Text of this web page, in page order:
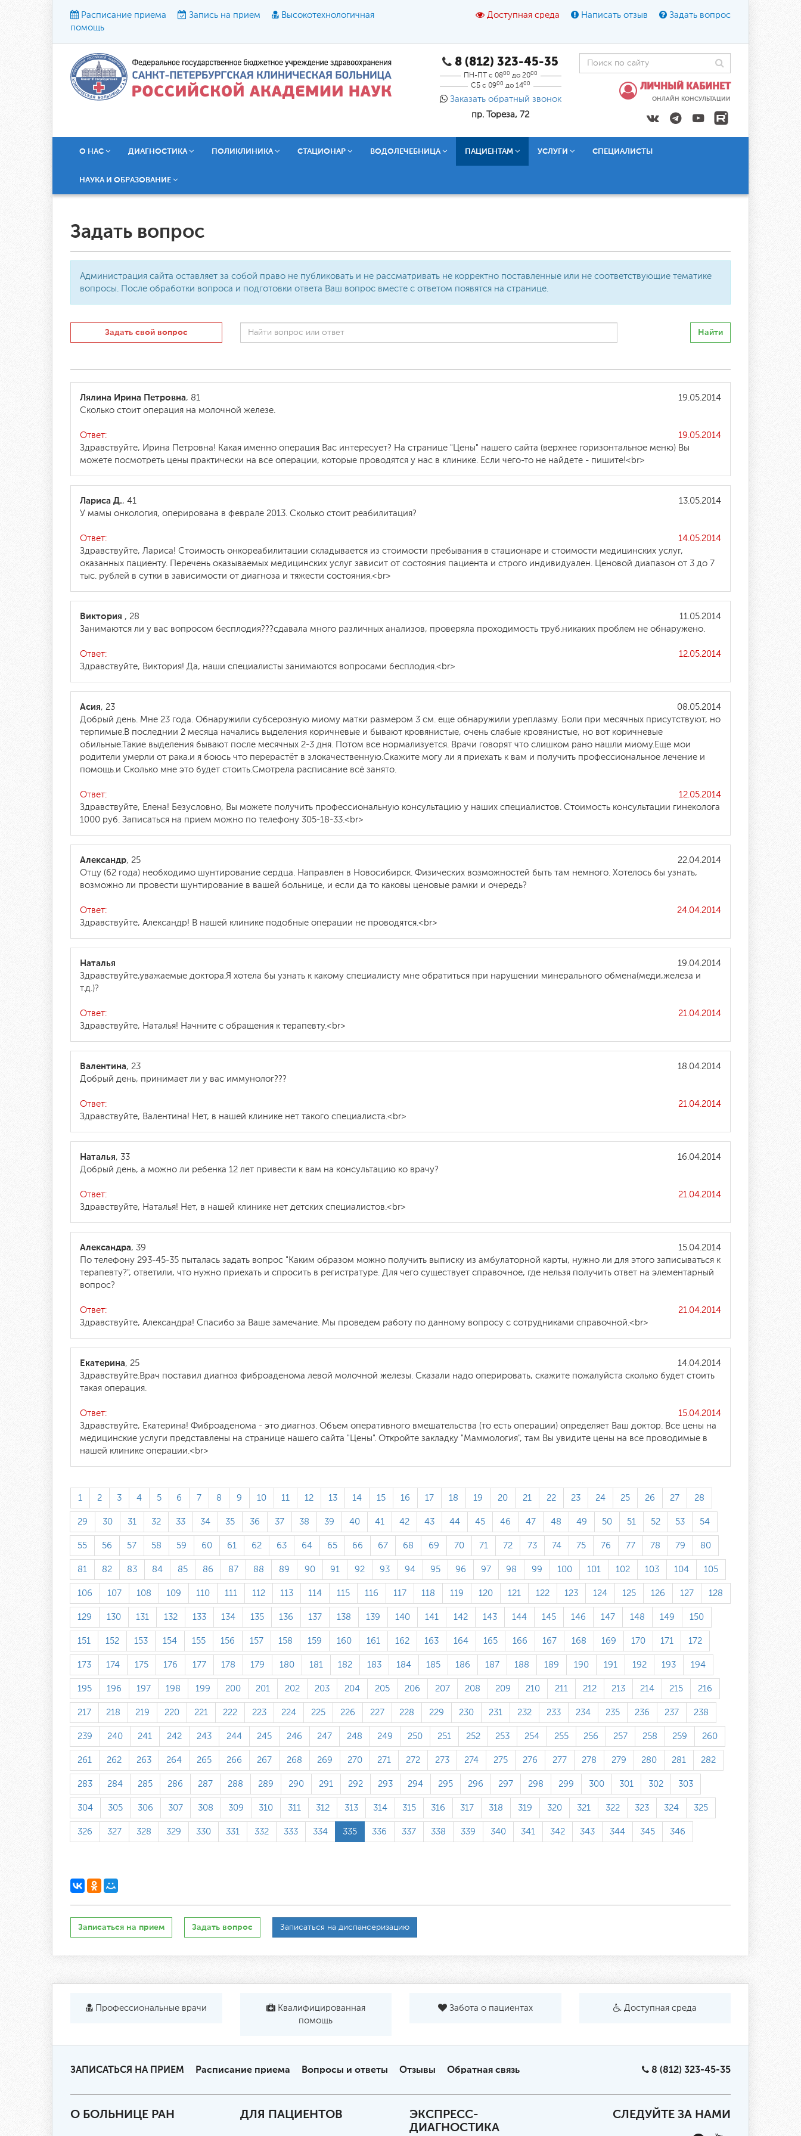
Расписание приема Запись на прием
Высокотехнологичная
помощь
Доступная среда Написать отзыв Задать вопрос
Размер шрифта: A A A
Текст: Кириллица Брайль Звук
8 (812) 323-45-35
ПН-ПТ с 0800 до 2000
СБ с 0900 до 1400
Заказать обратный звонок
пр. Тореза, 72
ЛИЧНЫЙ КАБИНЕТ
ОНЛАЙН КОНСУЛЬТАЦИИ
О НАС ДИАГНОСТИКА ПОЛИКЛИНИКА СТАЦИОНАР ВОДОЛЕЧЕБНИЦА ПАЦИЕНТАМ УСЛУГИ СПЕЦИАЛИСТЫ
НАУКА И ОБРАЗОВАНИЕ
Задать вопрос
Администрация сайта оставляет за собой право не публиковать и не рассматривать не корректно поставленные или не соответствующие тематике
вопросы. После обработки вопроса и подготовки ответа Ваш вопрос вместе с ответом появятся на странице.
Задать свой вопрос Найти
19.05.2014
Лялина Ирина Петровна, 81
Сколько стоит операция на молочной железе.
19.05.2014
Ответ:
Здравствуйте, Ирина Петровна! Какая именно операция Вас интересует? На странице "Цены" нашего сайта (верхнее горизонтальное меню) Вы
можете посмотреть цены практически на все операции, которые проводятся у нас в клинике. Если чего-то не найдете - пишите!<br>
13.05.2014
Лариса Д., 41
У мамы онкология, оперирована в феврале 2013. Сколько стоит реабилитация?
14.05.2014
Ответ:
Здравствуйте, Лариса! Стоимость онкореабилитации складывается из стоимости пребывания в стационаре и стоимости медицинских услуг,
оказанных пациенту. Перечень оказываемых медицинских услуг зависит от состояния пациента и строго индивидуален. Ценовой диапазон от 3 до 7
тыс. рублей в сутки в зависимости от диагноза и тяжести состояния.<br>
11.05.2014
Виктория , 28
Занимаются ли у вас вопросом бесплодия???сдавала много различных анализов, проверяла проходимость труб.никаких проблем не обнаружено.
12.05.2014
Ответ:
Здравствуйте, Виктория! Да, наши специалисты занимаются вопросами бесплодия.<br>
08.05.2014
Асия, 23
Добрый день. Мне 23 года. Обнаружили субсерозную миому матки размером 3 см. еще обнаружили уреплазму. Боли при месячных присутствуют, но
терпимые.В последнии 2 месяца начались выделения коричневые и бывают кровянистые, очень слабые кровянистые, но вот коричневые
обильные.Такие выделения бывают после месячных 2-3 дня. Потом все нормализуется. Врачи говорят что слишком рано нашли миому.Еще мои
родители умерли от рака.и я боюсь что перерастёт в злокачественную.Скажите могу ли я приехать к вам и получить профессиональное лечение и
помощь.и Сколько мне это будет стоить.Смотрела расписание всё занято.
12.05.2014
Ответ:
Здравствуйте, Елена! Безусловно, Вы можете получить профессиональную консультацию у наших специалистов. Стоимость консультации гинеколога
1000 руб. Записаться на прием можно по телефону 305-18-33.<br>
22.04.2014
Александр, 25
Отцу (62 года) необходимо шунтирование сердца. Направлен в Новосибирск. Физических возможностей быть там немного. Хотелось бы узнать,
возможно ли провести шунтирование в вашей больнице, и если да то каковы ценовые рамки и очередь?
24.04.2014
Ответ:
Здравствуйте, Александр! В нашей клинике подобные операции не проводятся.<br>
19.04.2014
Наталья
Здравствуйте,уважаемые доктора.Я хотела бы узнать к какому специалисту мне обратиться при нарушении минерального обмена(меди,железа и
т.д.)?
21.04.2014
Ответ:
Здравствуйте, Наталья! Начните с обращения к терапевту.<br>
18.04.2014
Валентина, 23
Добрый день, принимает ли у вас иммунолог???
21.04.2014
Ответ:
Здравствуйте, Валентина! Нет, в нашей клинике нет такого специалиста.<br>
16.04.2014
Наталья, 33
Добрый день, а можно ли ребенка 12 лет привести к вам на консультацию ко врачу?
21.04.2014
Ответ:
Здравствуйте, Наталья! Нет, в нашей клинике нет детских специалистов.<br>
15.04.2014
Александра, 39
По телефону 293-45-35 пыталась задать вопрос "Каким образом можно получить выписку из амбулаторной карты, нужно ли для этого записываться к
терапевту?", ответили, что нужно приехать и спросить в регистратуре. Для чего существует справочное, где нельзя получить ответ на элементарный
вопрос?
21.04.2014
Ответ:
Здравствуйте, Александра! Спасибо за Ваше замечание. Мы проведем работу по данному вопросу с сотрудниками справочной.<br>
14.04.2014
Екатерина, 25
Здравствуйте.Врач поставил диагноз фиброаденома левой молочной железы. Сказали надо оперировать, скажите пожалуйста сколько будет стоить
такая операция.
15.04.2014
Ответ:
Здравствуйте, Екатерина! Фиброаденома - это диагноз. Объем оперативного вмешательства (то есть операции) определяет Ваш доктор. Все цены на
медицинские услуги представлены на странице нашего сайта "Цены". Откройте закладку "Маммология", там Вы увидите цены на все проводимые в
нашей клинике операции.<br>
1 2 3 4 5 6 7 8 9 10 11 12 13 14 15 16 17 18 19 20 21 22 23 24 25 26 27 28
29 30 31 32 33 34 35 36 37 38 39 40 41 42 43 44 45 46 47 48 49 50 51 52 53 54
55 56 57 58 59 60 61 62 63 64 65 66 67 68 69 70 71 72 73 74 75 76 77 78 79 80
81 82 83 84 85 86 87 88 89 90 91 92 93 94 95 96 97 98 99 100 101 102 103 104 105
106 107 108 109 110 111 112 113 114 115 116 117 118 119 120 121 122 123 124 125 126 127 128
129 130 131 132 133 134 135 136 137 138 139 140 141 142 143 144 145 146 147 148 149 150
151 152 153 154 155 156 157 158 159 160 161 162 163 164 165 166 167 168 169 170 171 172
173 174 175 176 177 178 179 180 181 182 183 184 185 186 187 188 189 190 191 192 193 194
195 196 197 198 199 200 201 202 203 204 205 206 207 208 209 210 211 212 213 214 215 216
217 218 219 220 221 222 223 224 225 226 227 228 229 230 231 232 233 234 235 236 237 238
239 240 241 242 243 244 245 246 247 248 249 250 251 252 253 254 255 256 257 258 259 260
261 262 263 264 265 266 267 268 269 270 271 272 273 274 275 276 277 278 279 280 281 282
283 284 285 286 287 288 289 290 291 292 293 294 295 296 297 298 299 300 301 302 303
304 305 306 307 308 309 310 311 312 313 314 315 316 317 318 319 320 321 322 323 324 325
326 327 328 329 330 331 332 333 334 335 336 337 338 339 340 341 342 343 344 345 346
Записаться на прием Задать вопрос Записаться на диспансеризацию
Профессиональные врачи
Квалифицированная
помощь
Забота о пациентах Доступная среда
ЗАПИСАТЬСЯ НА ПРИЕМ Расписание приема Вопросы и ответы Отзывы Обратная связь 8 (812) 323-45-35
О БОЛЬНИЦЕ РАН ДЛЯ ПАЦИЕНТОВ
ЭКСПРЕСС-
ДИАГНОСТИКА
СЛЕДУЙТЕ ЗА НАМИ